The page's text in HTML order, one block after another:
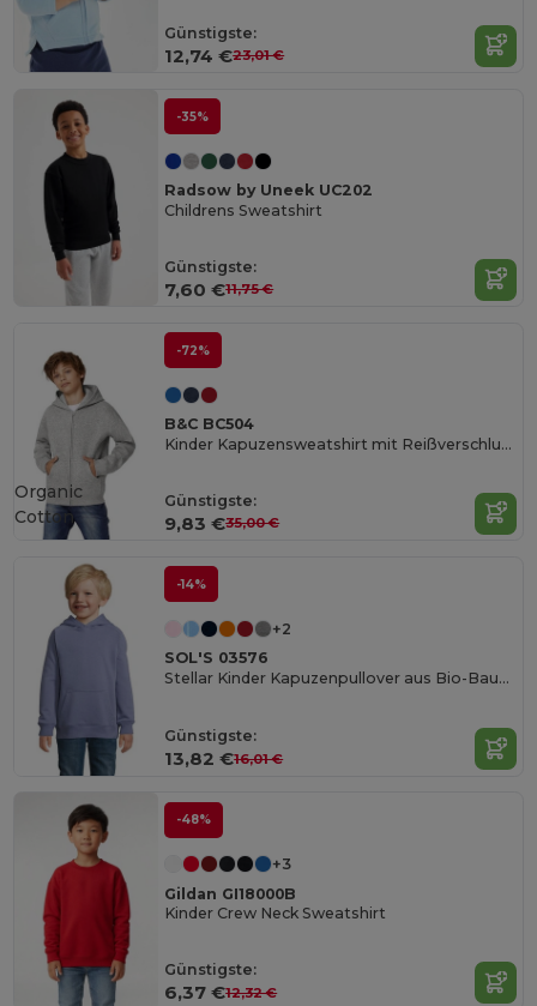
Günstigste:
12,74 €23,01 €
-35%
Radsow by Uneek UC202
Childrens Sweatshirt
Günstigste:
7,60 €11,75 €
-72%
B&C BC504
Kinder Kapuzensweatshirt mit Reißverschluss
Günstigste:
9,83 €35,00 €
Organic
Cotton
-14%
+2
SOL'S 03576
Stellar Kinder Kapuzenpullover aus Bio-Baumwolle
Günstigste:
13,82 €16,01 €
-48%
+3
Gildan GI18000B
Kinder Crew Neck Sweatshirt
Günstigste:
6,37 €12,32 €